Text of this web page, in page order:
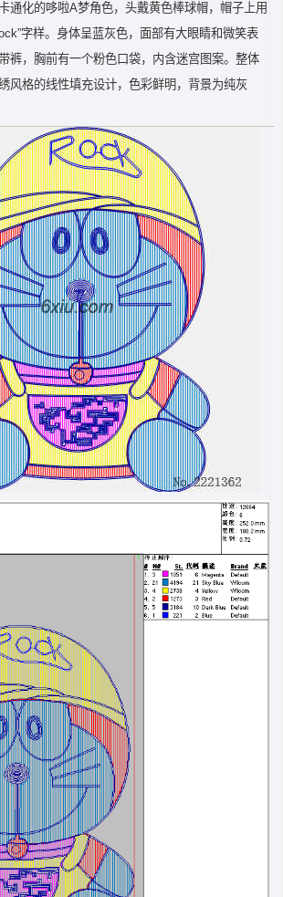
通化的哆啦A梦角色，头戴黄色棒球帽，帽子上用
字样。身体呈蓝灰色，面部有大眼睛和微笑表
裤，胸前有一个粉色口袋，内含迷宫图案。整体
风格的线性填充设计，色彩鲜明，背景为纯灰